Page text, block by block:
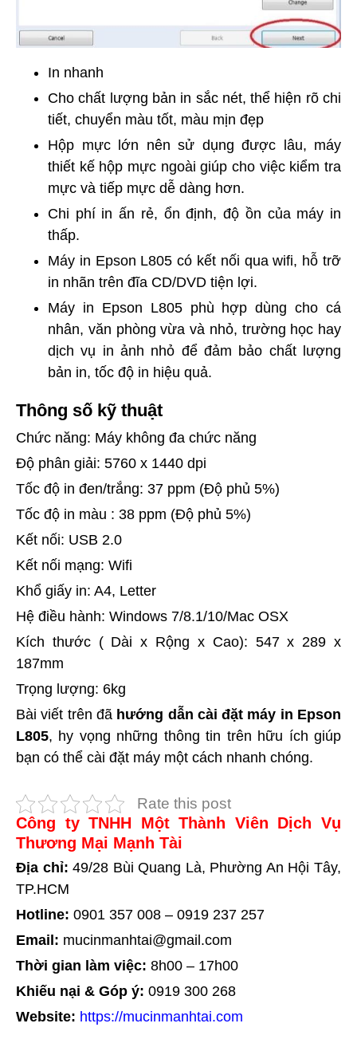
In nhanh
Cho chất lượng bản in sắc nét, thể hiện rõ chi
tiết, chuyển màu tốt, màu mịn đẹp
Hộp mực lớn nên sử dụng được lâu, máy
thiết kế hộp mực ngoài giúp cho việc kiểm tra
mực và tiếp mực dễ dàng hơn.
Chi phí in ấn rẻ, ổn định, độ ồn của máy in
thấp.
Máy in Epson L805 có kết nối qua wifi, hỗ trỡ
in nhãn trên đĩa CD/DVD tiện lợi.
Máy in Epson L805 phù hợp dùng cho cá
nhân, văn phòng vừa và nhỏ, trường học hay
dịch vụ in ảnh nhỏ để đảm bảo chất lượng
bản in, tốc độ in hiệu quả.
Thông số kỹ thuật
Chức năng: Máy không đa chức năng
Độ phân giải: 5760 x 1440 dpi
Tốc độ in đen/trắng: 37 ppm (Độ phủ 5%)
Tốc độ in màu : 38 ppm (Độ phủ 5%)
Kết nối: USB 2.0
Kết nối mạng: Wifi
Khổ giấy in: A4, Letter
Hệ điều hành: Windows 7/8.1/10/Mac OSX
Kích thước ( Dài x Rộng x Cao): 547 x 289 x
187mm
Trọng lượng: 6kg
Bài viết trên đã hướng dẫn cài đặt máy in Epson
L805, hy vọng những thông tin trên hữu ích giúp
bạn có thể cài đặt máy một cách nhanh chóng.
Rate this post
Công ty TNHH Một Thành Viên Dịch Vụ
Thương Mại Mạnh Tài
Địa chỉ: 49/28 Bùi Quang Là, Phường An Hội Tây,
TP.HCM
Hotline: 0901 357 008 – 0919 237 257
Email: mucinmanhtai@gmail.com
Thời gian làm việc: 8h00 – 17h00
Khiếu nại & Góp ý: 0919 300 268
Website: https://mucinmanhtai.com